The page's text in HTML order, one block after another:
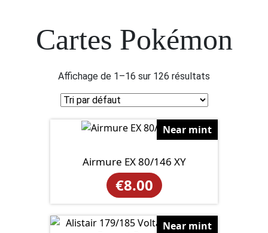
Cartes Pokémon
Affichage de 1–16 sur 126 résultats
Near mint
Airmure EX 80/146 XY
€8.00
Near mint